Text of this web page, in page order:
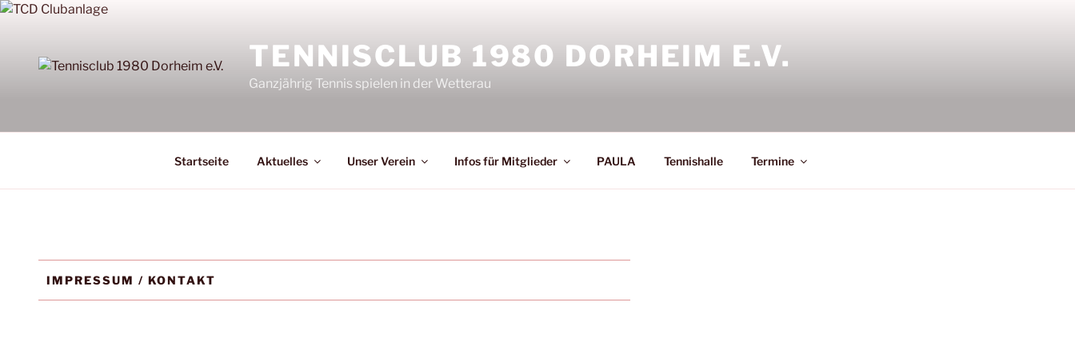
Zum
TENNISCLUB 1980 DORHEIM E.V.
Ganzjährig Tennis spielen in der Wetterau
Startseite Aktuelles Unser Verein Infos für Mitglieder PAULA Tennishalle Termine
IMPRESSUM / KONTAKT